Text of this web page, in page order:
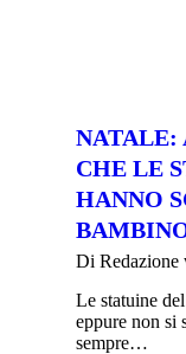
NATALE:
CHE LE
HANNO
Di Redazione
Le statuine
eppure non si
sempre…